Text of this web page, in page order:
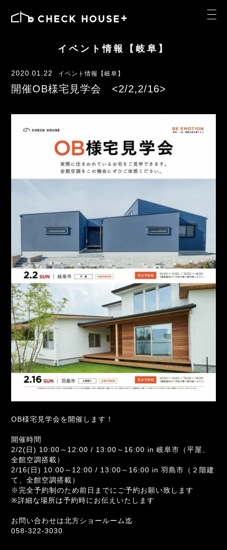
イベント情報【岐阜】
2020.01.22 イベント情報【岐阜】
開催OB様宅見学会 <2/2,2/16>
OB様宅見学会を開催します！
開催時間
2/2(日) 10:00～12:00 / 13:00～16:00 in 岐阜市（平屋、
全館空調搭載）
2/16(日) 10:00～12:00 / 13:00～16:00 in 羽島市（２階建
て、全館空調搭載）
※完全予約制のため前日までにご予約お願い致します
※詳細な場所は予約時にお伝えいたします
お問い合わせは北方ショールーム迄
058-322-3030